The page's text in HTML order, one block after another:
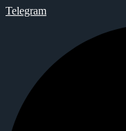
Telegram